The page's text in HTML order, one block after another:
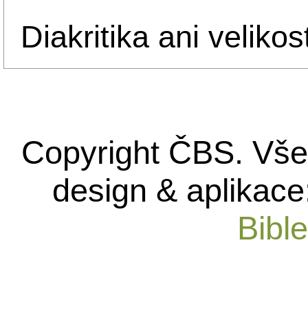
Diakritika ani
Copyright ČBS.
design &